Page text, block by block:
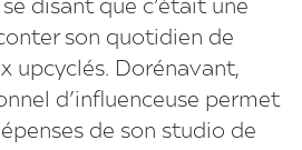
disant que c’était une
son quotidien de
upcyclés. Dorénavant,
d’influenceuse permet
de son studio de